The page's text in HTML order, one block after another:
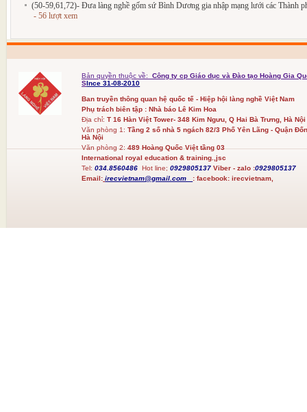
(50-59,61,72)- Đưa làng nghề gốm sứ Bình Dương gia nhập mạng lưới các Thành
- 56 lượt xem
Bản quyền thuộc về:
Công ty cp Giáo dục và Đào tạo Hoàng Gia
SInce 31-08-2010
Ban truyền thông quan hệ quốc tế - Hiệp hội làng nghề Việt Nam
Phụ trách biên tập : Nhà báo Lê Kim Hoa
Địa chỉ: T 16 Hàn Việt Tower- 348 Kim Ngưu, Q Hai Bà Trưng, Hà Nội
Văn phòng 1:Tầng 2 số nhà 5 ngách 82/3 Phố Yên Lãng - Quận
Hà Nội
Văn phòng 2:489 Hoàng Quốc Việt tầng 03
International royal education & training.,jsc
Tel:034.8560486Hot line; 0929805137 Viber - zalo :0929805137
Email: irecvietnam@gmail.com :facebook: irecvietnam,